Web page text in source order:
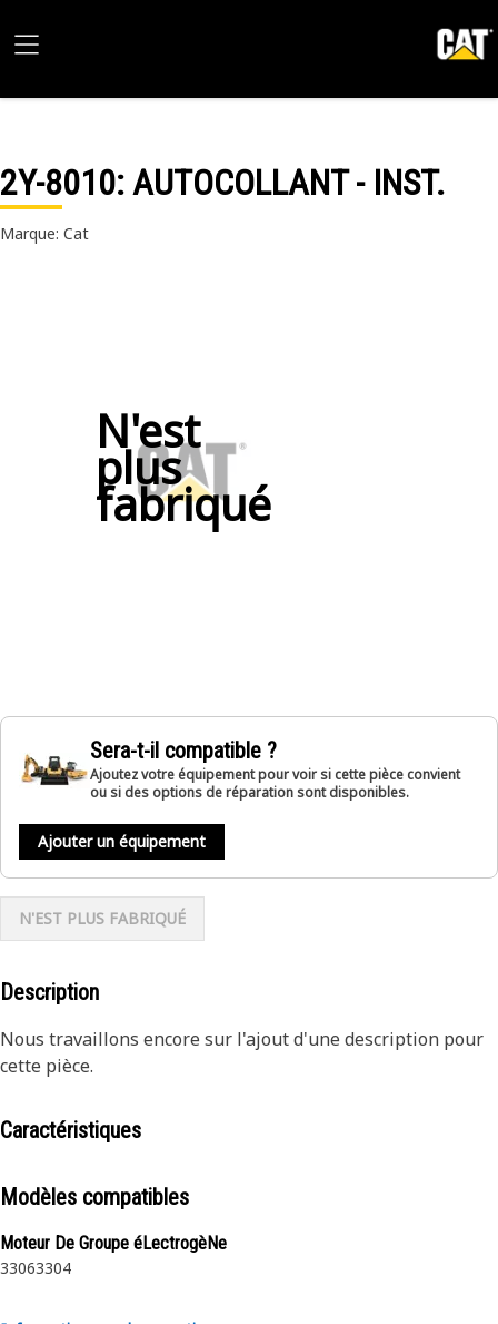
2Y-8010: AUTOCOLLANT - INST.
Marque: Cat
N'est
plus
fabriqué
Sera-t-il compatible ?
Ajoutez votre équipement pour voir si cette pièce convient
ou si des options de réparation sont disponibles.
Ajouter un équipement
N'EST PLUS FABRIQUÉ
Description
Nous travaillons encore sur l'ajout d'une description pour
cette pièce.
Caractéristiques
Modèles compatibles
Moteur De Groupe éLectrogèNe
33063304